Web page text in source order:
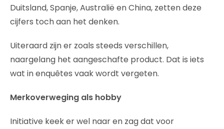
Duitsland, Spanje, Australië en China, zetten deze
cijfers toch aan het denken.
Uiteraard zijn er zoals steeds verschillen,
naargelang het aangeschafte product. Dat is iets
wat in enquêtes vaak wordt vergeten.
Merkoverweging als hobby
Initiative keek er wel naar en zag dat voor